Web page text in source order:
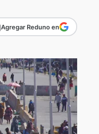
Agregar Reduno en